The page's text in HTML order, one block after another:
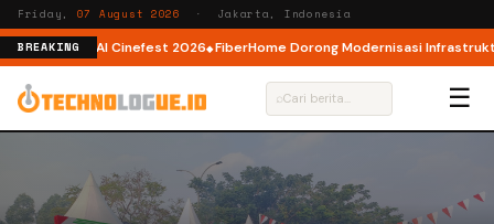
Friday, 07 August 2026 · Jakarta, Indonesia
BREAKING
AI lewat AI Cinefest 2026 FiberHome Dorong Modernisasi Infrastruktur
⌕ ☰